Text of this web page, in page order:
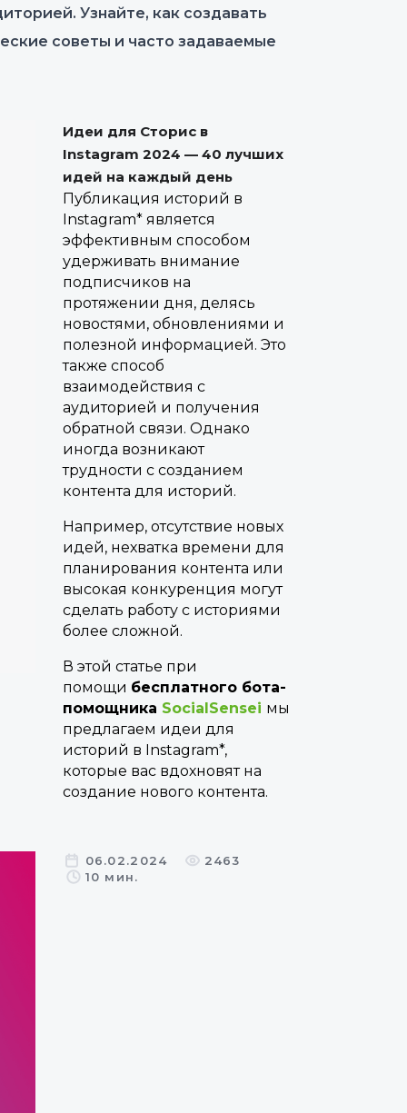
Узнайте, как создавать
советы и часто задаваемые
Идеи для Сторис в
Instagram 2024 — 40 лучших
идей на каждый день
Публикация историй в
Instagram* является
эффективным способом
удерживать внимание
подписчиков на
протяжении дня, делясь
новостями, обновлениями и
полезной информацией. Это
также способ
взаимодействия с
аудиторией и получения
обратной связи. Однако
иногда возникают
трудности с созданием
контента для историй.
Например, отсутствие новых
идей, нехватка времени для
планирования контента или
высокая конкуренция могут
сделать работу с историями
более сложной.
В этой статье при
помощи бесплатного бота-
помощника SocialSensei мы
предлагаем идеи для
историй в Instagram*,
которые вас вдохновят на
создание нового контента.
06.02.2024
2463
10 мин.